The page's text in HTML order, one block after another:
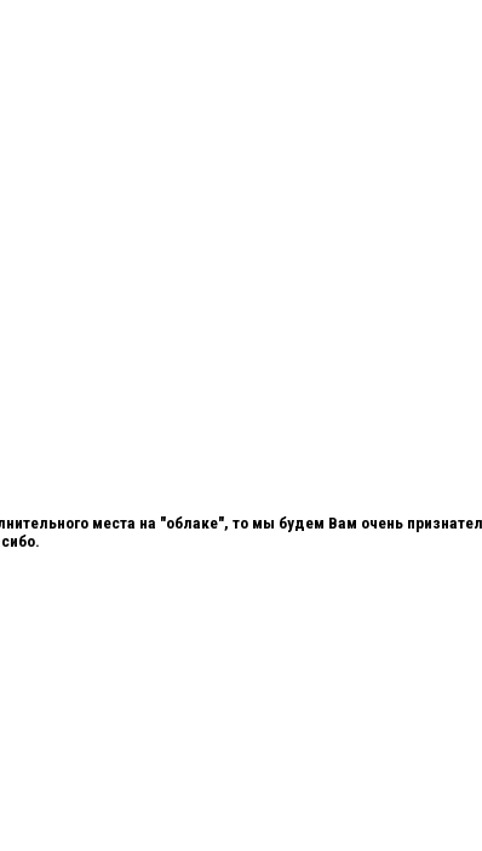
места на "облаке", то мы будем Вам очень